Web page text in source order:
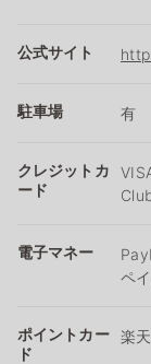
公式サイト
駐車場 有
クレジットカ
ード
電子マネー
ペ
ポイントカー
ド
楽